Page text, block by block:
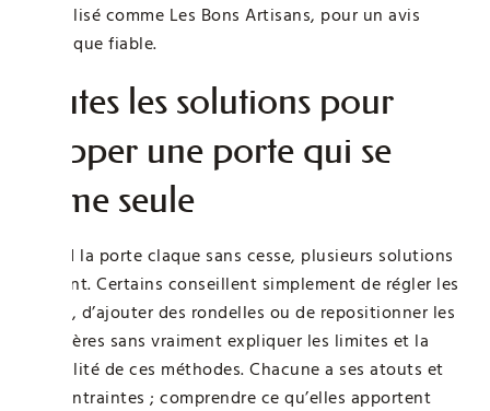
spécialisé comme Les Bons Artisans, pour un avis
technique fiable.
Toutes les solutions pour
stopper une porte qui se
ferme seule
Quand la porte claque sans cesse, plusieurs solutions
existent. Certains conseillent simplement de régler les
gonds, d’ajouter des rondelles ou de repositionner les
charnières sans vraiment expliquer les limites et la
durabilité de ces méthodes. Chacune a ses atouts et
ses contraintes ; comprendre ce qu’elles apportent